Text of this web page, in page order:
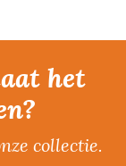
het
collectie.